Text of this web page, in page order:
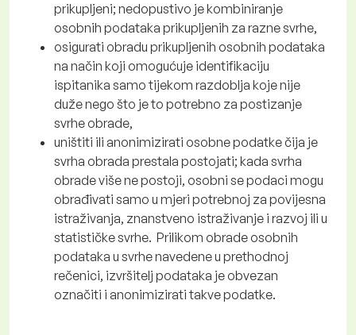
prikupljeni; nedopustivo je kombiniranje
osobnih podataka prikupljenih za razne svrhe,
osigurati obradu prikupljenih osobnih podataka
na način koji omogućuje identifikaciju
ispitanika samo tijekom razdoblja koje nije
duže nego što je to potrebno za postizanje
svrhe obrade,
uništiti ili anonimizirati osobne podatke čija je
svrha obrada prestala postojati; kada svrha
obrade više ne postoji, osobni se podaci mogu
obrađivati ​​samo u mjeri potrebnoj za povijesna
istraživanja, znanstveno istraživanje i razvoj ili u
statističke svrhe. Prilikom obrade osobnih
podataka u svrhe navedene u prethodnoj
rečenici, izvršitelj podataka je obvezan
označiti i anonimizirati takve podatke.